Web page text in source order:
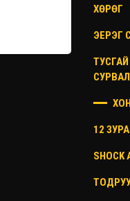
ХӨРӨГ
ЭЕРЭГ
ТУСГАЙ
12